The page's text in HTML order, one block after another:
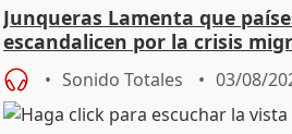
Junqueras Lamenta que
escandalicen por la crisis
Sonido Totales 03/08/